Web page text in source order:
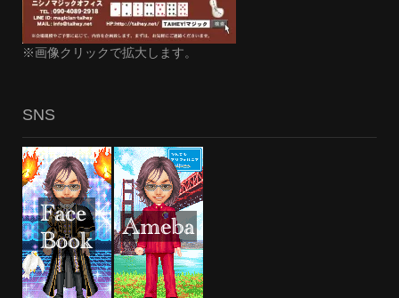
※画像クリックで拡大します。
SNS